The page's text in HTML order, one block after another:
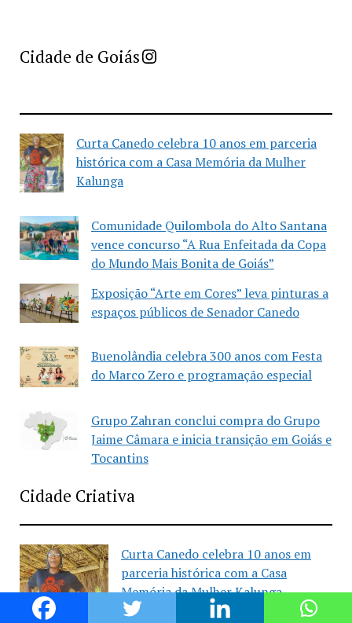
Cidade de GoiásImprensa Criativa da Cidade de Goiás
Curta Canedo celebra 10 anos em parceria
histórica com a Casa Memória da Mulher
Kalunga
Comunidade Quilombola do Alto Santana
vence concurso “A Rua Enfeitada da Copa
do Mundo Mais Bonita de Goiás”
Exposição “Arte em Cores” leva pinturas a
espaços públicos de Senador Canedo
Buenolândia celebra 300 anos com Festa
do Marco Zero e programação especial
Grupo Zahran conclui compra do Grupo
Jaime Câmara e inicia transição em Goiás e
Tocantins
Cidade Criativa
Curta Canedo celebra 10 anos em
parceria histórica com a Casa
Memória da Mulher Kalunga